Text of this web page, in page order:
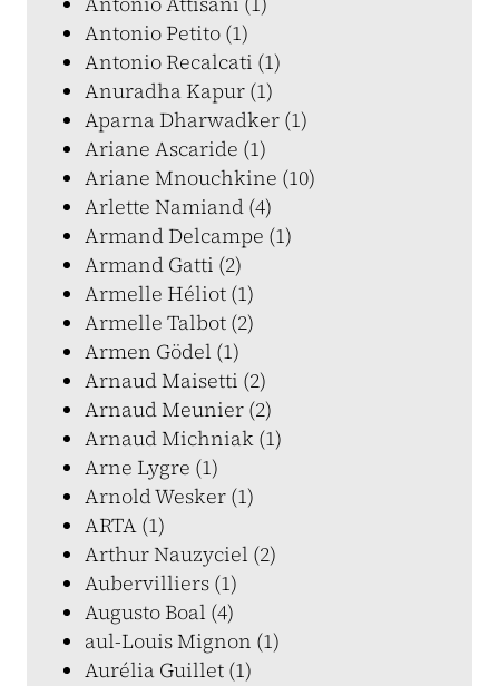
Antonio Petito (1)
Antonio Recalcati (1)
Anuradha Kapur (1)
Aparna Dharwadker (1)
Ariane Ascaride (1)
Ariane Mnouchkine (10)
Arlette Namiand (4)
Armand Delcampe (1)
Armand Gatti (2)
Armelle Héliot (1)
Armelle Talbot (2)
Armen Gödel (1)
Arnaud Maisetti (2)
Arnaud Meunier (2)
Arnaud Michniak (1)
Arne Lygre (1)
Arnold Wesker (1)
ARTA (1)
Arthur Nauzyciel (2)
Aubervilliers (1)
Augusto Boal (4)
aul-Louis Mignon (1)
Aurélia Guillet (1)